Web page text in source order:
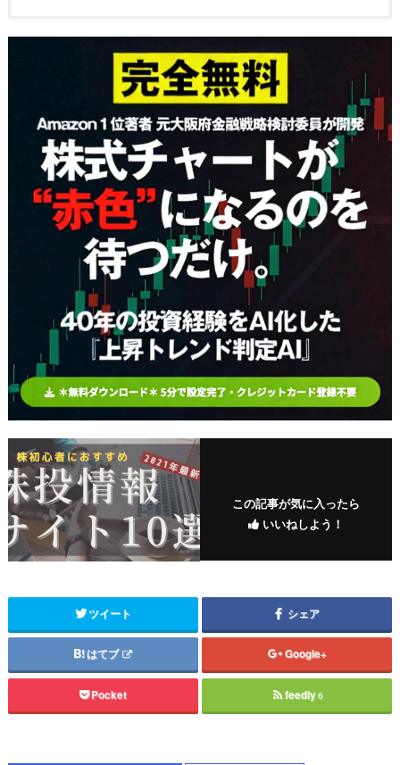
この記事が気に入ったら
いいねしよう！
ツイート シェア
はてブ Google+
Pocket feedly6